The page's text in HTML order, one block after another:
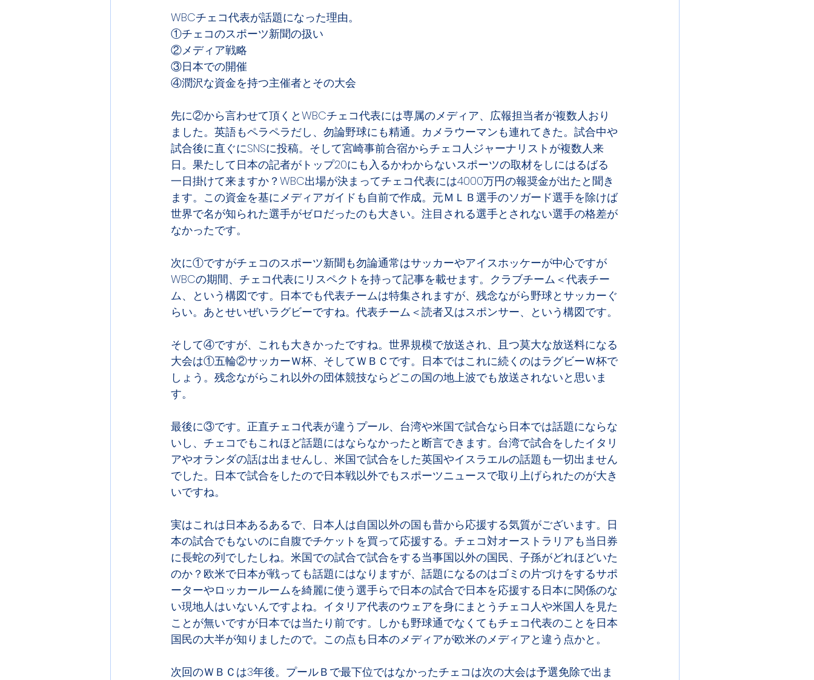
WBCチェコ代表が話題になった理由。
①チェコのスポーツ新聞の扱い
②メディア戦略
③日本での開催
④潤沢な資金を持つ主催者とその大会
先に②から言わせて頂くとWBCチェコ代表には専属のメディア、広報担当者が複数人おり
ました。英語もペラペラだし、勿論野球にも精通。カメラウーマンも連れてきた。試合中や
試合後に直ぐにSNSに投稿。そして宮崎事前合宿からチェコ人ジャーナリストが複数人来
日。果たして日本の記者がトップ20にも入るかわからないスポーツの取材をしにはるばる
一日掛けて来ますか？WBC出場が決まってチェコ代表には4000万円の報奨金が出たと聞き
ます。この資金を基にメディアガイドも自前で作成。元ＭＬＢ選手のソガード選手を除けば
世界で名が知られた選手がゼロだったのも大きい。注目される選手とされない選手の格差が
なかったです。
次に①ですがチェコのスポーツ新聞も勿論通常はサッカーやアイスホッケーが中心ですが
WBCの期間、チェコ代表にリスペクトを持って記事を載せます。クラブチーム＜代表チー
ム、という構図です。日本でも代表チームは特集されますが、残念ながら野球とサッカーぐ
らい。あとせいぜいラグビーですね。代表チーム＜読者又はスポンサー、という構図です。
そして④ですが、これも大きかったですね。世界規模で放送され、且つ莫大な放送料になる
大会は①五輪②サッカーＷ杯、そしてＷＢＣです。日本ではこれに続くのはラグビーＷ杯で
しょう。残念ながらこれ以外の団体競技ならどこの国の地上波でも放送されないと思いま
す。
最後に③です。正直チェコ代表が違うプール、台湾や米国で試合なら日本では話題にならな
いし、チェコでもこれほど話題にはならなかったと断言できます。台湾で試合をしたイタリ
アやオランダの話は出ませんし、米国で試合をした英国やイスラエルの話題も一切出ません
でした。日本で試合をしたので日本戦以外でもスポーツニュースで取り上げられたのが大き
いですね。
実はこれは日本あるあるで、日本人は自国以外の国も昔から応援する気質がございます。日
本の試合でもないのに自腹でチケットを買って応援する。チェコ対オーストラリアも当日券
に長蛇の列でしたしね。米国での試合で試合をする当事国以外の国民、子孫がどれほどいた
のか？欧米で日本が戦っても話題にはなりますが、話題になるのはゴミの片づけをするサポ
ーターやロッカールームを綺麗に使う選手らで日本の試合で日本を応援する日本に関係のな
い現地人はいないんですよね。イタリア代表のウェアを身にまとうチェコ人や米国人を見た
ことが無いですが日本では当たり前です。しかも野球通でなくてもチェコ代表のことを日本
国民の大半が知りましたので。この点も日本のメディアが欧米のメディアと違う点かと。
次回のＷＢＣは3年後。プールＢで最下位ではなかったチェコは次の大会は予選免除で出ま